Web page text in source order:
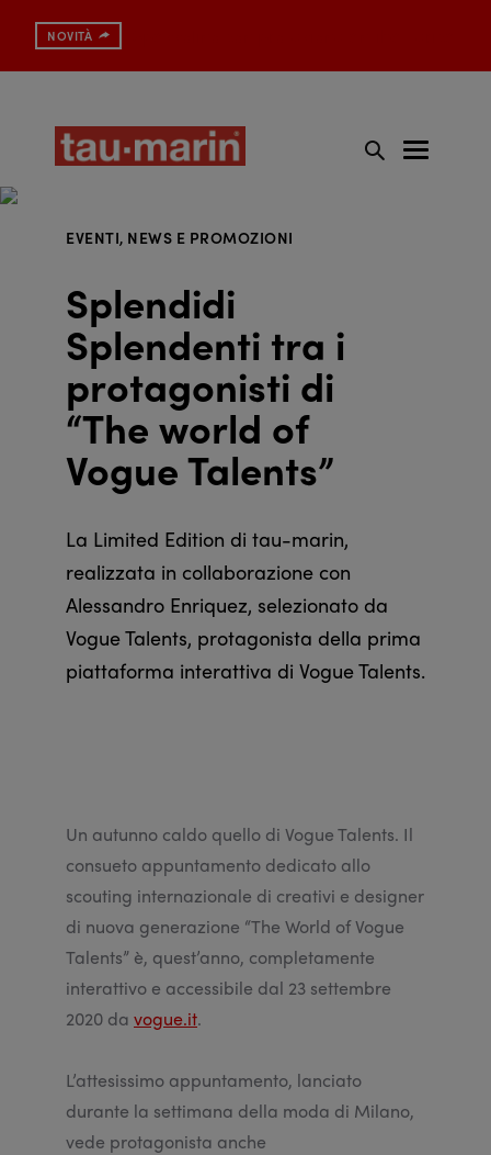
NOVITÀ
EVENTI, NEWS E PROMOZIONI
Splendidi
Splendenti tra i
protagonisti di
“The world of
Vogue Talents”
La Limited Edition di tau-marin,
realizzata in collaborazione con
Alessandro Enriquez, selezionato da
Vogue Talents, protagonista della prima
piattaforma interattiva di Vogue Talents.
Un autunno caldo quello di Vogue Talents. Il
consueto appuntamento dedicato allo
scouting internazionale di creativi e designer
di nuova generazione “The World of Vogue
Talents” è, quest’anno, completamente
interattivo e accessibile dal 23 settembre
2020 da vogue.it.
L’attesissimo appuntamento, lanciato
durante la settimana della moda di Milano,
vede protagonista anche